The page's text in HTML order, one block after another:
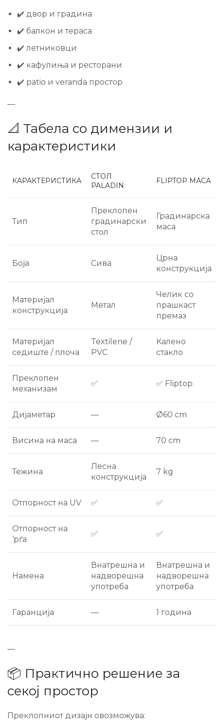
✔️ двор и градина
✔️ балкон и тераса
✔️ летниковци
✔️ кафулиња и ресторани
✔️ patio и veranda простор
—
📐 Табела со димензии и
карактеристики
КАРАКТЕРИСТИКА
СТОЛ
PALADIN
FLIPTOP МАСА
Тип
Преклопен
градинарски
стол
Градинарска
маса
Боја Сива
Црна
конструкција
Материјал
конструкција
Метал
Челик со
прашкаст
премаз
Материјал
седиште / плоча
Textilene /
PVC
Калено
стакло
Преклопен
механизам
✅ ✅ Fliptop
Дијаметар — Ø60 cm
Висина на маса — 70 cm
Тежина
Лесна
конструкција
7 kg
Отпорност на UV ✅ ✅
Отпорност на
‘рѓа
✅ ✅
Намена
Внатрешна и
надворешна
употреба
Внатрешна и
надворешна
употреба
Гаранција — 1 година
—
📦 Практично решение за
секој простор
Преклопниот дизајн овозможува: